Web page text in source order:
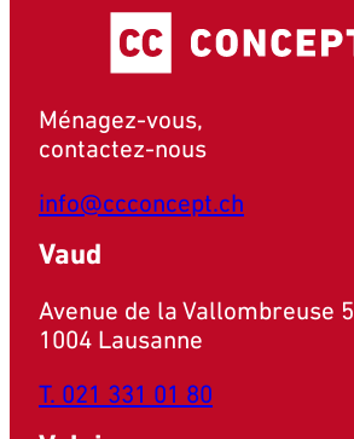
Ménagez-vous,
contactez-nous
info@ccconcept.ch
Vaud
Avenue de la Vallombreuse
1004 Lausanne
T. 021 331 01 80